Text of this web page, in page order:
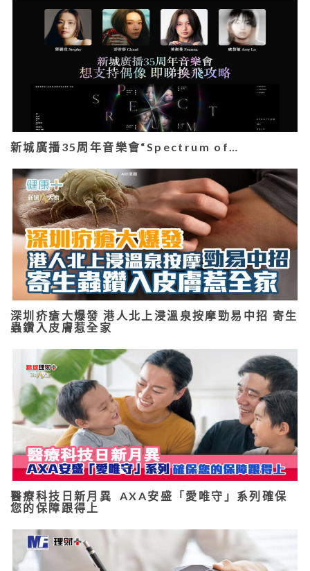
新城廣播35周年音樂會“Spectrum of…
深圳疥瘡大爆發 港人北上浸溫泉按摩勁易中招 寄生
蟲鑽入皮膚惹全家
醫療科技日新月異 AXA安盛「愛唯守」系列確保
您的保障跟得上